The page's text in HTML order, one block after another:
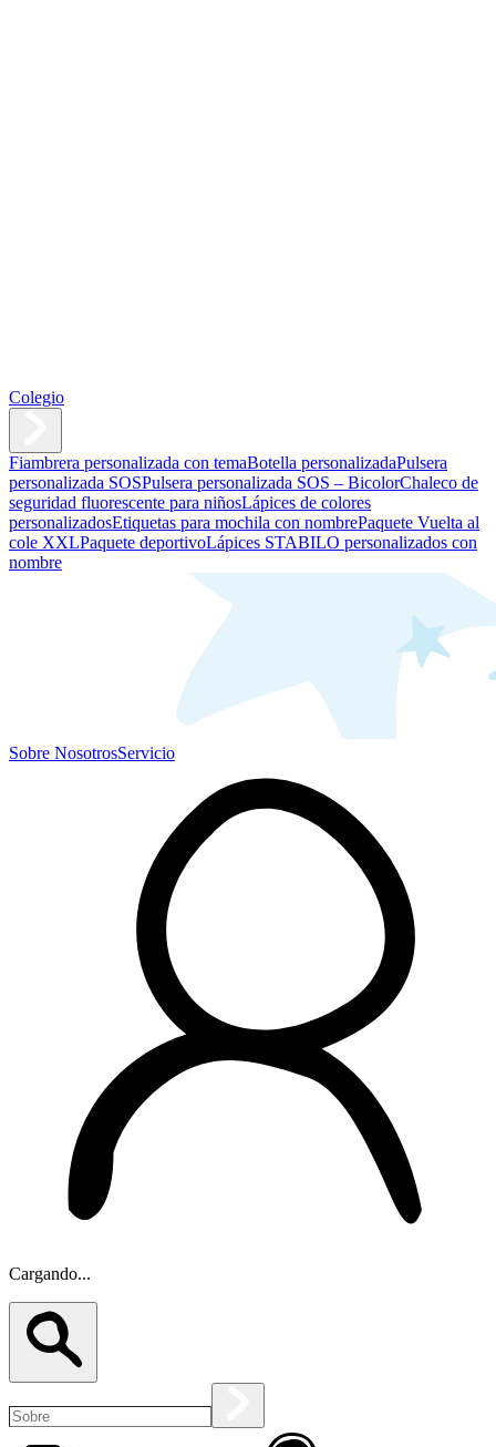
Colegio
Fiambrera personalizada con temaBotella personalizadaPulsera
personalizada SOSPulsera personalizada SOS – BicolorChaleco de
seguridad fluorescente para niñosLápices de colores
personalizadosEtiquetas para mochila con nombrePaquete Vuelta al
cole XXLPaquete deportivoLápices STABILO personalizados con
nombre
Sobre NosotrosServicio
Cargando...